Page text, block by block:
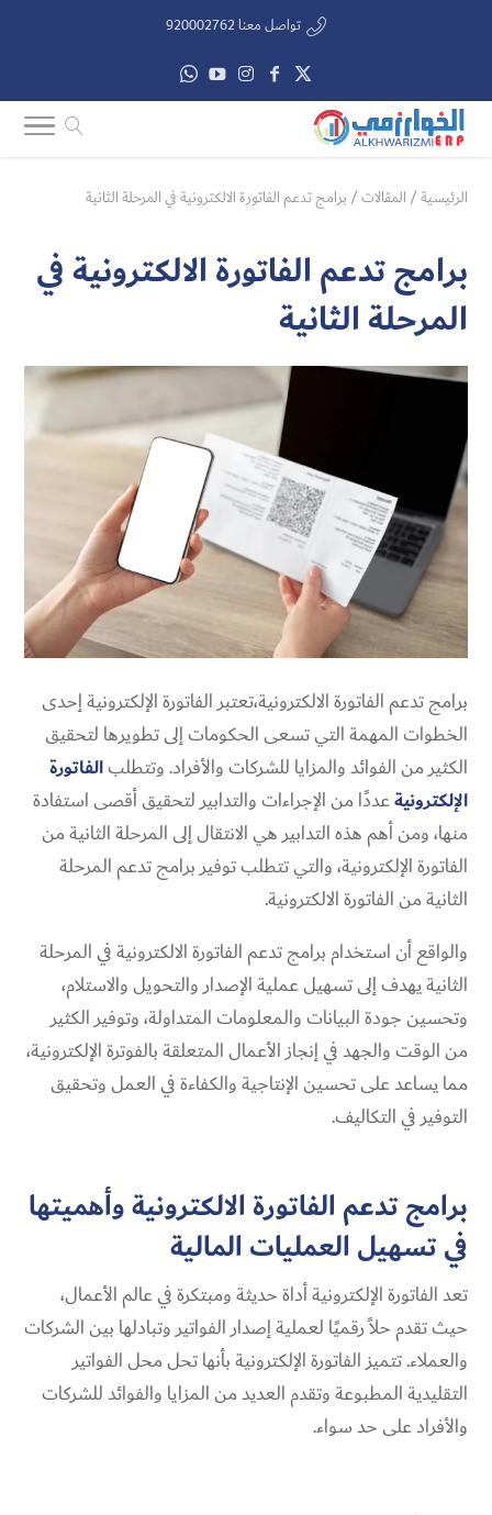
تواصل معنا 920002762
الرئيسية/ المقالات/ برامج تدعم الفاتورة الالكترونية في المرحلة الثانية
برامج تدعم الفاتورة الالكترونية في
المرحلة الثانية
برامج تدعم الفاتورة الالكترونية،تعتبر الفاتورة الإلكترونية إحدى
الخطوات المهمة التي تسعى الحكومات إلى تطويرها لتحقيق
الكثير من الفوائد والمزايا للشركات والأفراد. وتتطلبالفاتورة
الإلكترونيةعددًا من الإجراءات والتدابير لتحقيق أقصى استفادة
منها، ومن أهم هذه التدابير هي الانتقال إلى المرحلة الثانية من
الفاتورة الإلكترونية، والتي تتطلب توفير برامج تدعم المرحلة
الثانية من الفاتورة الالكترونية.
والواقع أن استخدام برامج تدعم الفاتورة الالكترونية في المرحلة
الثانية يهدف إلى تسهيل عملية الإصدار والتحويل والاستلام،
وتحسين جودة البيانات والمعلومات المتداولة، وتوفير الكثير
من الوقت والجهد في إنجاز الأعمال المتعلقة بالفوترة الإلكترونية،
مما يساعد على تحسين الإنتاجية والكفاءة في العمل وتحقيق
التوفير في التكاليف.
برامج تدعم الفاتورة الالكترونيةوأهميتها
في تسهيل العمليات المالية
تعد الفاتورة الإلكترونية أداة حديثة ومبتكرة في عالم الأعمال،
حيث تقدم حلاً رقميًا لعملية إصدار الفواتير وتبادلها بين الشركات
والعملاء. تتميز الفاتورة الإلكترونية بأنها تحل محل الفواتير
التقليدية المطبوعة وتقدم العديد من المزايا والفوائد للشركات
والأفراد على حد سواء.